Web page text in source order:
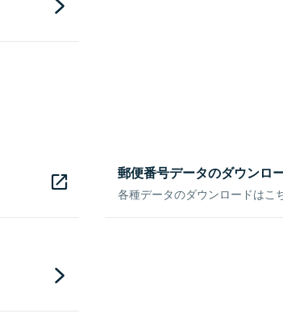
郵便番号データのダウンロ
各種データのダウンロードはこ